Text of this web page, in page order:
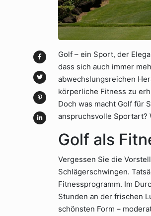
Golf – ein Sport, der
dass sich auch immer
abwechslungsreichen
körperliche Fitness zu
Doch was macht Golf für
anspruchsvolle Sportart?
Golf als
Vergessen Sie die
Schlägerschwingen.
Fitnessprogramm. Im
Stunden an der frischen
schönsten Form –